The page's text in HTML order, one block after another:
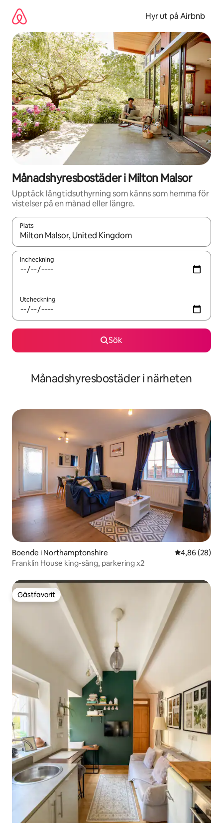
innehåll
Hyr ut på Airbnb
Månadshyresbostäder i Milton Malsor
Upptäck långtidsuthyrning som känns som hemma för
vistelser på en månad eller längre.
Plats
När resultaten är tillgängliga kan du navigera med upp- och
Incheckning
Utcheckning
Sök
Månadshyresbostäder i närheten
Boende i Northamptonshire 4,86 av 5 i
4,86 (28)
Franklin House king-säng, parkering x2
Gästfavorit
Gästfavorit